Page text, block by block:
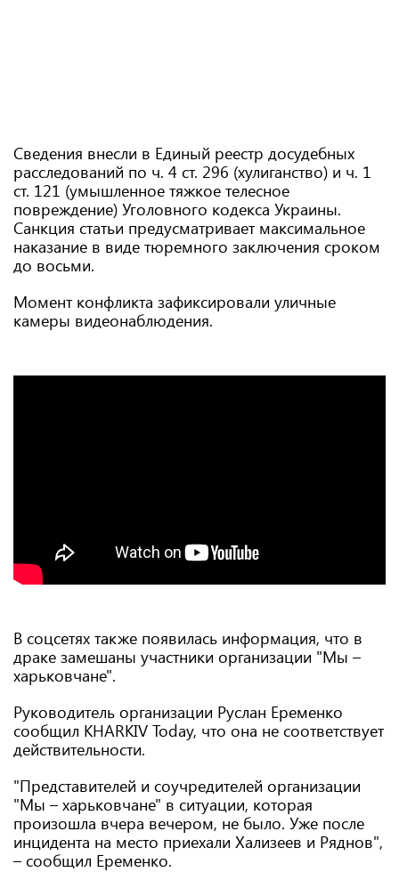
Сведения внесли в Единый реестр досудебных
расследований по ч. 4 ст. 296 (хулиганство) и ч. 1
ст. 121 (умышленное тяжкое телесное
повреждение) Уголовного кодекса Украины.
Санкция статьи предусматривает максимальное
наказание в виде тюремного заключения сроком
до восьми.
Момент конфликта зафиксировали уличные
камеры видеонаблюдения.
В соцсетях также появилась информация, что в
драке замешаны участники организации "Мы –
харьковчане".
Руководитель организации Руслан Еременко
сообщил KHARKIV Today, что она не соответствует
действительности.
"Представителей и соучредителей организации
"Мы – харьковчане" в ситуации, которая
произошла вчера вечером, не было. Уже после
инцидента на место приехали Хализеев и Ряднов",
– сообщил Еременко.